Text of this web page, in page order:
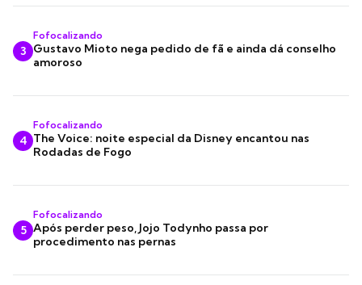
3
Fofocalizando
Gustavo Mioto nega pedido de fã e ainda dá conselho
amoroso
4
Fofocalizando
The Voice: noite especial da Disney encantou nas
Rodadas de Fogo
5
Fofocalizando
Após perder peso, Jojo Todynho passa por
procedimento nas pernas